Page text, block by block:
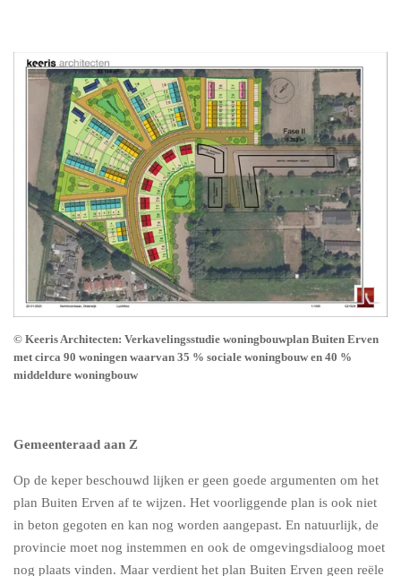
© Keeris Architecten: Verkavelingsstudie woningbouwplan Buiten Erven
met circa 90 woningen waarvan 35 % sociale woningbouw en 40 %
middeldure woningbouw
Gemeenteraad aan Z
Op de keper beschouwd lijken er geen goede argumenten om het
plan Buiten Erven af te wijzen. Het voorliggende plan is ook niet
in beton gegoten en kan nog worden aangepast. En natuurlijk, de
provincie moet nog instemmen en ook de omgevingsdialoog moet
nog plaats vinden. Maar verdient het plan Buiten Erven geen reële